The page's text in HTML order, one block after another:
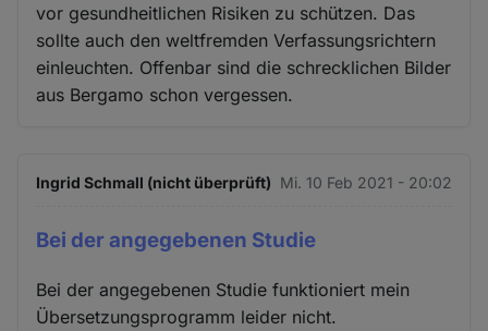
vor gesundheitlichen Risiken zu schützen. Das
sollte auch den weltfremden Verfassungsrichtern
einleuchten. Offenbar sind die schrecklichen Bilder
aus Bergamo schon vergessen.
Ingrid Schmall (nicht überprüft) Mi. 10 Feb 2021 - 20:02
Bei der angegebenen Studie
Bei der angegebenen Studie funktioniert mein
Übersetzungsprogramm leider nicht.